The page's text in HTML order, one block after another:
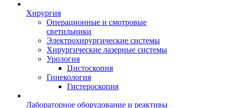
Хирургия
Операционные и смотровые
светильники
Электрохирургические системы
Хирургические лазерные системы
Урология
Цистоскопия
Гинекология
Гистероскопия
Лабораторное оборудование и реактивы